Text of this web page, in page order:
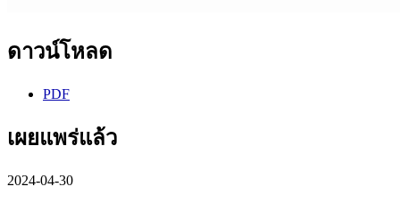
ดาวน์โหลด
PDF
เผยแพร่แล้ว
2024-04-30